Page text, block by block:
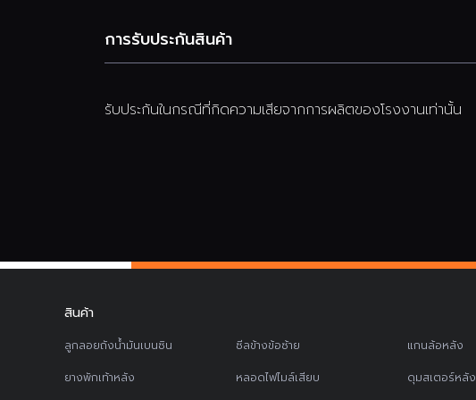
การรับประกันสินค้า
รับประกันในกรณีที่กิดความเสียจากการผลิตของโรงงานเท่านั้น
สินค้า
ลูกลอยถังน้ำมันเบนซิน
ยางพักเท้าหลัง
ซีลข้างข้อซ้าย
หลอดไฟไมล์เสียบ
แกนล้อหลัง
ดุมสเตอร์หลัง